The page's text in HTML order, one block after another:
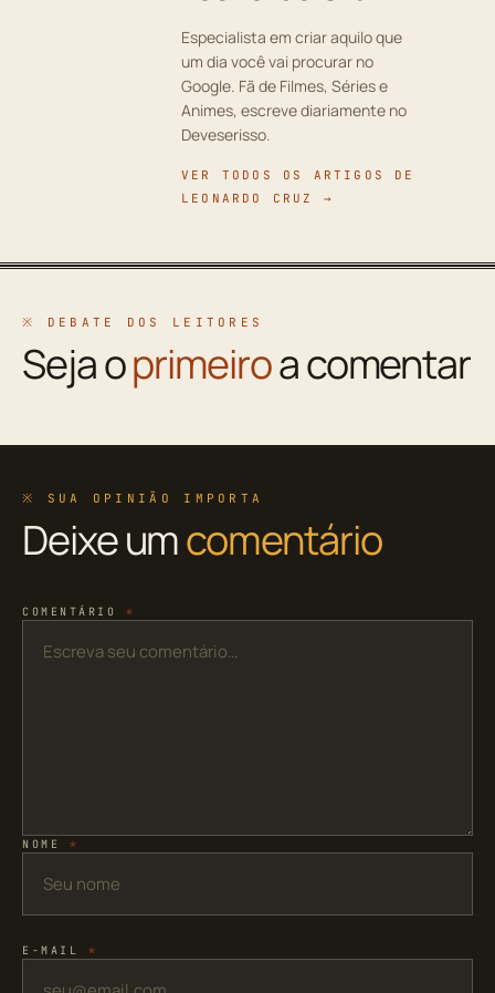
Especialista em criar aquilo que
um dia você vai procurar no
Google. Fã de Filmes, Séries e
Animes, escreve diariamente no
Deveserisso.
VER TODOS OS ARTIGOS DE
LEONARDO CRUZ →
※ DEBATE DOS LEITORES
Seja oprimeiroa comentar
※ SUA OPINIÃO IMPORTA
Deixe umcomentário
COMENTÁRIO *
NOME *
E-MAIL *